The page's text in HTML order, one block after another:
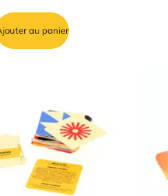
au panier